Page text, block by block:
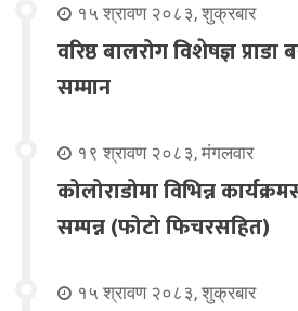
१५ श्रावण २०८३, शुक्रबार
वरिष्ठ बालरोग विशेषज्ञ प्राडा
सम्मान
१९ श्रावण २०८३, मंगलवार
कोलोराडोमा विभिन्न
सम्पन्न (फोटो फिचरसहित)
१५ श्रावण २०८३, शुक्रबार